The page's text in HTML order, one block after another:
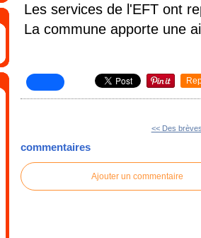
Les services de l'EFT ont
La commune apporte une
<< Des
commentaires
Ajouter un commentaire